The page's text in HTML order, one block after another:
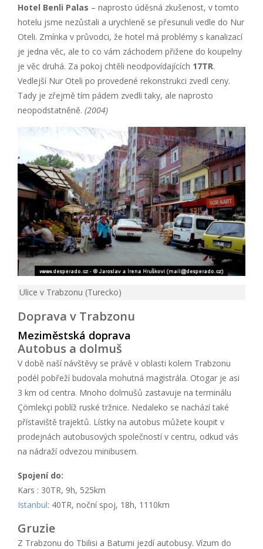
Hotel Benli Palas – naprosto úděsná zkušenost, v tomto
hotelu jsme nezůstali a urychleně se přesunuli vedle do Nur
Oteli. Zmínka v průvodci, že hotel má problémy s kanalizací
je jedna věc, ale to co vám záchodem přižene do koupelny
je věc druhá. Za pokoj chtěli neodpovídajících 17TR.
Vedlejší Nur Oteli po provedené rekonstrukci zvedl ceny.
Tady je zřejmě tím pádem zvedli taky, ale naprosto
neopodstatněně. (2004)
Ulice v Trabzonu (Turecko)
Doprava v Trabzonu
Meziměstská doprava
Autobus a dolmuš
V době naší návštěvy se právě v oblasti kolem Trabzonu
podél pobřeží budovala mohutná magistrála. Otogar je asi
3 km od centra. Mnoho dolmušů zastavuje na terminálu
Çömlekçi poblíž ruské tržnice. Nedaleko se nachází také
přístaviště trajektů. Lístky na autobus můžete koupit v
prodejnách autobusových společností v centru, odkud vás
na nádraží odvezou minibusem.
Spojení do:
Kars : 30TR, 9h, 525km
Istanbul: 40TR, noční spoj, 18h, 1110km
Gruzie
Z Trabzonu do Tbilisi a Batumi jezdí autobusy. Vízum do